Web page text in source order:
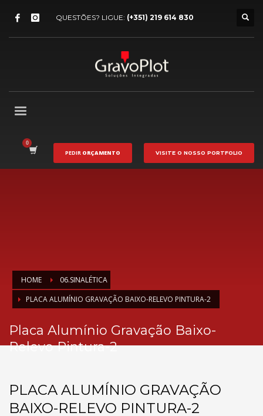
QUESTÕES? LIGUE: (+351) 219 614 830
PEDIR ORÇAMENTO VISITE O NOSSO PORTFOLIO
HOME
06.SINALÉTICA
PLACA ALUMÍNIO GRAVAÇÃO BAIXO-RELEVO PINTURA-2
Placa Alumínio Gravação Baixo-
Relevo Pintura-2
PLACA ALUMÍNIO GRAVAÇÃO
BAIXO-RELEVO PINTURA-2